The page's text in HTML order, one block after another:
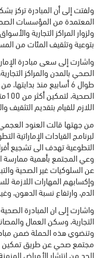
ولفتت إلى أن المبادرة تركز
المعتمدة من المؤسسات
ولزوار المراكز التجارية
بتوعية وتثقيف المئات من المستفيدن
واشارت إلى سعى مبادرة
الصحي بالمدن والمراكز
طوال 6 أسابيع منذ
اللازم للقيام بتقديم
من جهتها قالت العنود العجمي
لبرنامج القيادات الإماراتية
التطوعية تهدف الى تشجيع
وعي المجتمع بأهمية ممارسة
عن السلوكيات غير الصحية
وإكسابهم المهارات اللازمة
الدم، وارتفاع نسبة الدهون،
واشارت إلى ان المبادرة
التجارية، وسكن العمال
وتنضوي هذه الحملة ضمن
مجتمع صحي عن طريق تمكين
الحد من انتشار الأمراض